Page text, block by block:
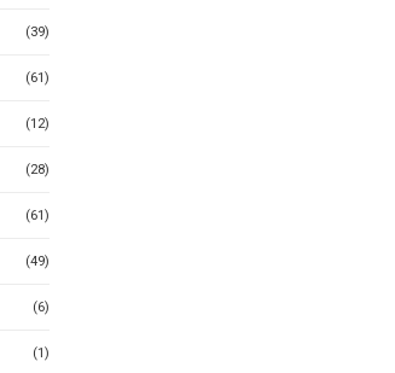
(39)
(61)
(12)
(28)
(61)
(49)
(6)
(1)